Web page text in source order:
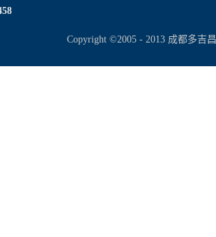
Copyright ©2005 - 2013 成都多吉